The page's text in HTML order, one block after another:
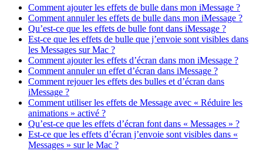
Comment ajouter les effets de bulle dans mon iMessage ?
Comment annuler les effets de bulle dans mon iMessage ?
Qu’est-ce que les effets de bulle font dans iMessage ?
Est-ce que les effets de bulle que j’envoie sont visibles dans
les Messages sur Mac ?
Comment ajouter les effets d’écran dans mon iMessage ?
Comment annuler un effet d’écran dans iMessage ?
Comment rejouer les effets des bulles et d’écran dans
iMessage ?
Comment utiliser les effets de Message avec « Réduire les
animations » activé ?
Qu’est-ce que les effets d’écran font dans « Messages » ?
Est-ce que les effets d’écran j’envoie sont visibles dans «
Messages » sur le Mac ?